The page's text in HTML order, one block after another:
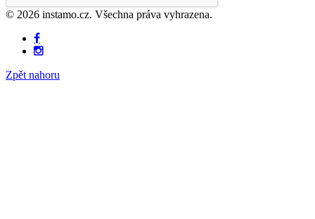
© 2026 instamo.cz. Všechna práva vyhrazena.
Zpět nahoru